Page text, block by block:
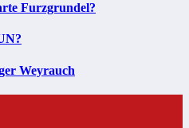
Furzgrundel?
Weyrauch